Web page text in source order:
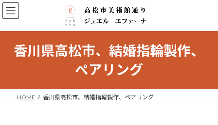
コ
ン
ン
プ
ナ
ビ
ー
動
香川県高松市、結婚指輪製作、
ペアリング
HOME 香川県高松市、結婚指輪製作、ペアリング